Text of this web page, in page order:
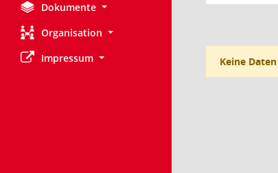
Dokumente
Organisation
Impressum
Keine